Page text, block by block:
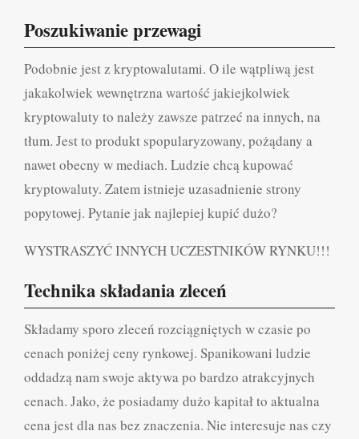
Poszukiwanie przewagi
Podobnie jest z kryptowalutami. O ile wątpliwą jest
jakakolwiek wewnętrzna wartość jakiejkolwiek
kryptowaluty to należy zawsze patrzeć na innych, na
tłum. Jest to produkt spopularyzowany, pożądany a
nawet obecny w mediach. Ludzie chcą kupować
kryptowaluty. Zatem istnieje uzasadnienie strony
popytowej. Pytanie jak najlepiej kupić dużo?
WYSTRASZYĆ INNYCH UCZESTNIKÓW RYNKU!!!
Technika składania zleceń
Składamy sporo zleceń rozciągniętych w czasie po
cenach poniżej ceny rynkowej. Spanikowani ludzie
oddadzą nam swoje aktywa po bardzo atrakcyjnych
cenach. Jako, że posiadamy dużo kapitał to aktualna
cena jest dla nas bez znaczenia. Nie interesuje nas czy